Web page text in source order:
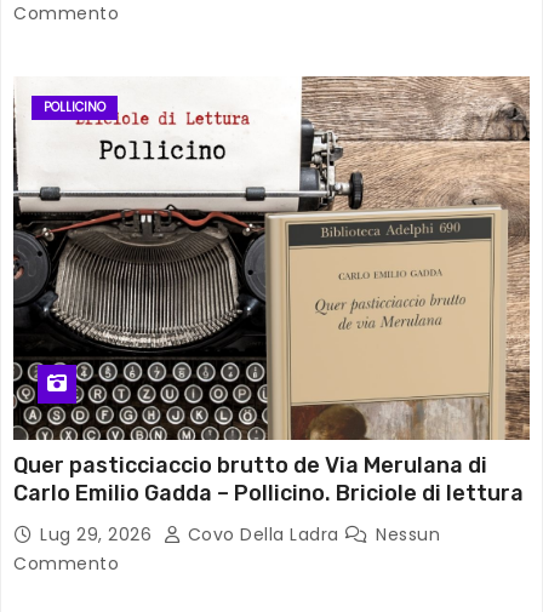
Commento
POLLICINO
Quer pasticciaccio brutto de Via Merulana di
Carlo Emilio Gadda – Pollicino. Briciole di lettura
Lug 29, 2026 Covo Della Ladra
Nessun
Commento